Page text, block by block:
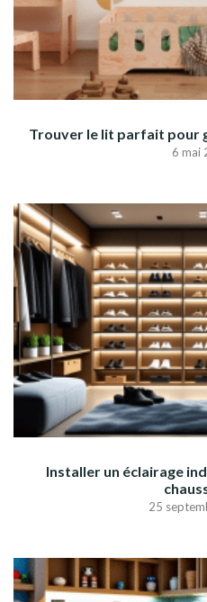
Trouver le lit parfait pour
6 mai
Installer un éclairage
25